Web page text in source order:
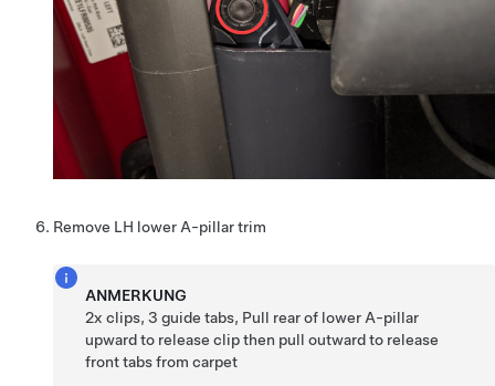
Remove LH lower A-pillar trim
ANMERKUNG
2x clips, 3 guide tabs, Pull rear of lower A-pillar
upward to release clip then pull outward to release
front tabs from carpet